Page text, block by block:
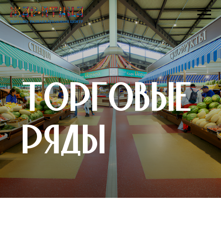
Торговые
ряды
Торговые ряды «Жар-Птица
Торговые ряды «Жар-Птица» в
2019 признан «Лучшим рынком